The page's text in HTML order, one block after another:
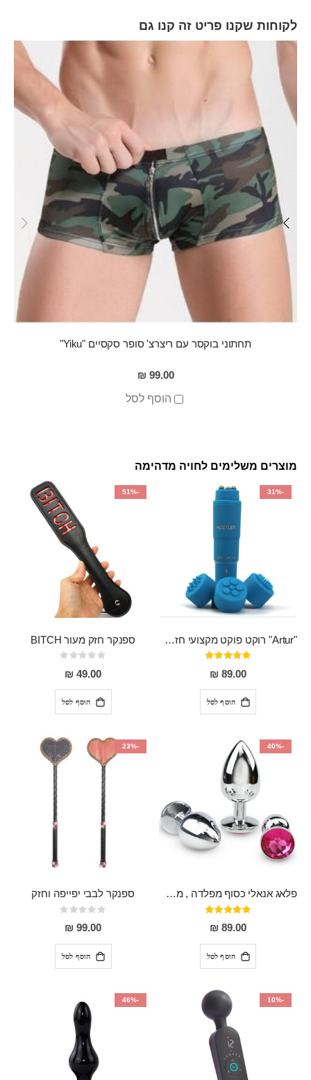
לקוחות שקנו פריט זה קנו גם
Skip
carousel
תחתוני בוקסר עם ריצרצ' סופר סקסיים "Yiku"
99.00 ₪
הוסף לסל
מוצרים משלימים לחויה מדהימה
-31%
"Artur" רוקט פוקט מקצועי חזק במיוחד
דירוג:
95%
89.00 ₪
הוסף לסל
-51%
ספנקר חזק מעור BITCH
Rating:
0%
49.00 ₪
הוסף לסל
-40%
פלאג אנאלי כסוף מפלדה , מתאים ללבישה מתחת לבגדים, בגודל 7.3 על 2.8 ס"מ
דירוג:
97%
89.00 ₪
הוסף לסל
-23%
ספנקר לבבי יפייפה וחזק
Rating:
0%
99.00 ₪
הוסף לסל
-10%
-46%